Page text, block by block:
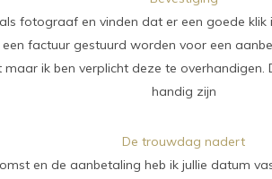
fotograaf en vinden dat er een goede
factuur gestuurd worden voor een
ik ben verplicht deze te
handig zijn
De trouwdag nadert
en de aanbetaling heb ik jullie datum